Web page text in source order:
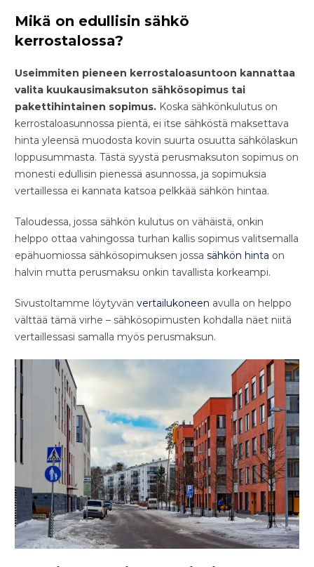
Mikä on edullisin sähkö
kerrostalossa?
Useimmiten pieneen kerrostaloasuntoon kannattaa
valita kuukausimaksuton sähkösopimus tai
pakettihintainen sopimus. Koska sähkönkulutus on
kerrostaloasunnossa pientä, ei itse sähköstä maksettava
hinta yleensä muodosta kovin suurta osuutta sähkölaskun
loppusummasta. Tästä syystä perusmaksuton sopimus on
monesti edullisin pienessä asunnossa, ja sopimuksia
vertaillessa ei kannata katsoa pelkkää sähkön hintaa.
Taloudessa, jossa sähkön kulutus on vähäistä, onkin
helppo ottaa vahingossa turhan kallis sopimus valitsemalla
epähuomiossa sähkösopimuksen jossa sähkön hinta on
halvin mutta perusmaksu onkin tavallista korkeampi.
Sivustoltamme löytyvän vertailukoneen avulla on helppo
välttää tämä virhe – sähkösopimusten kohdalla näet niitä
vertaillessasi samalla myös perusmaksun.